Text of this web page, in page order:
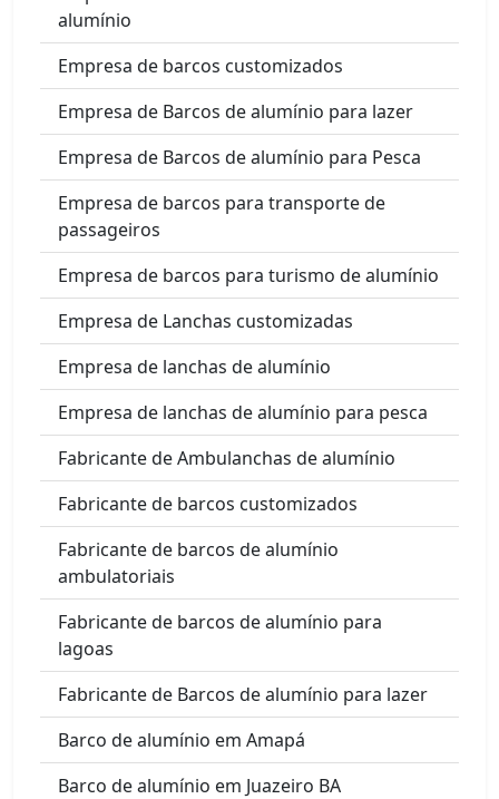
alumínio
Empresa de barcos customizados
Empresa de Barcos de alumínio para lazer
Empresa de Barcos de alumínio para Pesca
Empresa de barcos para transporte de
passageiros
Empresa de barcos para turismo de alumínio
Empresa de Lanchas customizadas
Empresa de lanchas de alumínio
Empresa de lanchas de alumínio para pesca
Fabricante de Ambulanchas de alumínio
Fabricante de barcos customizados
Fabricante de barcos de alumínio
ambulatoriais
Fabricante de barcos de alumínio para
lagoas
Fabricante de Barcos de alumínio para lazer
Barco de alumínio em Amapá
Barco de alumínio em Juazeiro BA